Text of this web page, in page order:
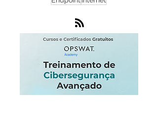
MetaDefenderZero DayICS
EndpointInternet